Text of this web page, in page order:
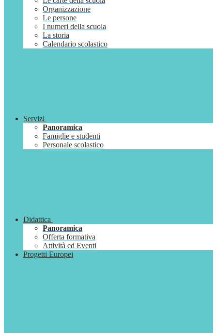
Organizzazione
Le persone
I numeri della scuola
La storia
Calendario scolastico
Servizi
Panoramica
Famiglie e studenti
Personale scolastico
Didattica
Panoramica
Offerta formativa
Attività ed Eventi
Progetti Europei